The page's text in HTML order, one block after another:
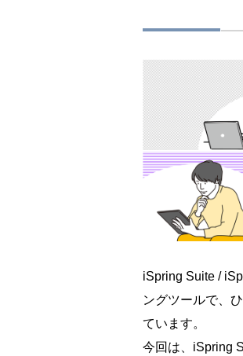
iSpring Suite /
ングツールで、
ています。
今回は、iSpring